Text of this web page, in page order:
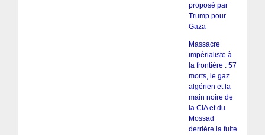
proposé par
Trump pour
Gaza
Massacre
impérialiste à
la frontière : 57
morts, le gaz
algérien et la
main noire de
la CIA et du
Mossad
derrière la fuite